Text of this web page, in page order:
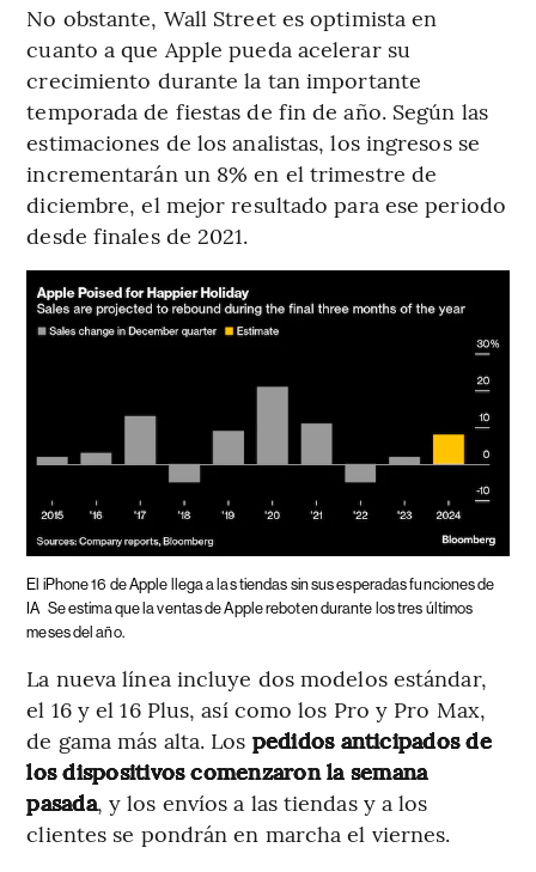
No obstante, Wall Street es optimista en
cuanto a que Apple pueda acelerar su
crecimiento durante la tan importante
temporada de fiestas de fin de año. Según las
estimaciones de los analistas, los ingresos se
incrementarán un 8% en el trimestre de
diciembre, el mejor resultado para ese periodo
desde finales de 2021.
El iPhone 16 de Apple llega a las tiendas sin sus esperadas funciones de
IA Se estima que la ventas de Apple reboten durante los tres últimos
meses del año.
La nueva línea incluye dos modelos estándar,
el 16 y el 16 Plus, así como los Pro y Pro Max,
de gama más alta. Los pedidos anticipados de
los dispositivos comenzaron la semana
pasada, y los envíos a las tiendas y a los
clientes se pondrán en marcha el viernes.